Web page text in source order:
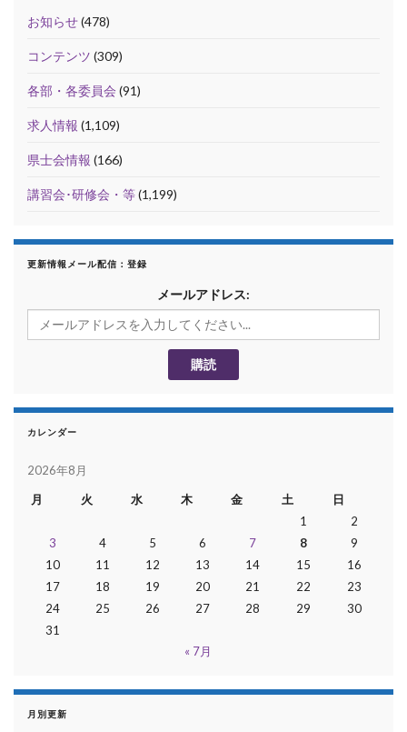
お知らせ(478)
コンテンツ (309)
各部・各委員会 (91)
求人情報 (1,109)
県士会情報 (166)
講習会･研修会・等(1,199)
更新情報メール配信：登録
メールアドレス:
カレンダー
2026年8月
月
火 水 木 金 土
日
1
2
3
4 5 6 7 8
9
10
11 12 13 14 15
16
17
18 19 20 21 22
23
24
25 26 27 28 29
30
31
« 7月
月別更新